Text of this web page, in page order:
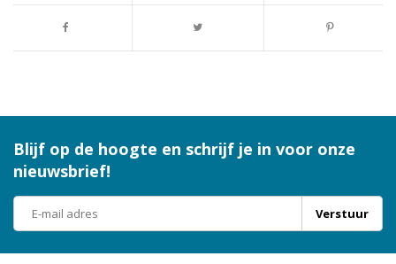
Blijf op de hoogte en schrijf je in voor onze
nieuwsbrief!
Verstuur